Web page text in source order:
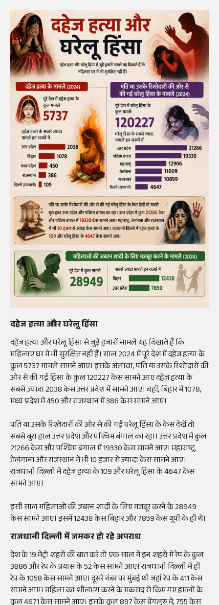
दहेज हत्या और घरेलू हिंसा
दहेज हत्या और घरेलू हिंसा से जुड़े हजारों मामले यह दिखाते हैं कि
महिलाएं घर में भी सुरक्षित नहीं हैं। साल 2024 में पूरे देश में दहेज हत्या के
कुल 5737 मामले सामने आए। इसके अलावा, पति या उसके रिश्तेदारों की
ओर से की गई हिंसा के कुल 120227 केस सामने आए दहेज हत्या के
सबसे ज्यादा 2038 केस उत्तर प्रदेश में सामने आए। वहीं, बिहार में 1078,
मध्य प्रदेश में 450 और राजस्थान में 386 केस सामने आए।
पति या उसके रिश्तेदारों की ओर से की गई घरेलू हिंसा के केस देखें तो
सबसे बुरा हाल उत्तर प्रदेश और पश्चिम बंगाल का रहा। उत्तर प्रदेश में कुल
21266 केस और पश्चिम बंगाल में 19330 केस सामने आए। महाराष्ट्र,
तेलंगाना और राजस्थान में भी 10 हजार से ज्यादा केस सामने आए।
राजधानी दिल्ली में दहेज हत्या के 109 और घरेलू हिंसा के 4647 केस
सामने आए।
इसी साल महिलाओं की जबरन शादी के लिए मजबूर करने के 28949
केस सामने आए। इसमें 12438 केस बिहार और 7859 केस यूपी के ही थे।
राजधानी दिल्ली में जमकर हो रहे अपराध
देश के 19 मेट्रो शहरों की बात करें तो एक साल में इन शहरों में रेप के कुल
3886 और रेप के प्रयास के 52 केस सामने आए। राजधानी दिल्ली में ही
रेप के 1058 केस सामने आए। दूसरे नंबर पर मुंबई थी जहां रेप के 411 केस
सामने आए। महिला का शीलभंग करने के मकसद से किए गए हमलों के